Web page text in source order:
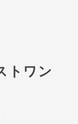
トワン